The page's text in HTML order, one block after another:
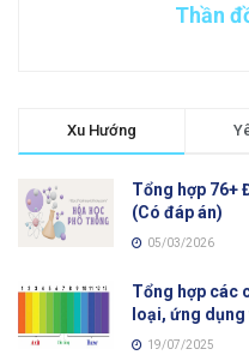
Thần
Xu Hướng
Tổng hợp 76+
(Có đáp án)
05/03/2026
Tổng hợp các
loại, ứng dụng
19/07/2025